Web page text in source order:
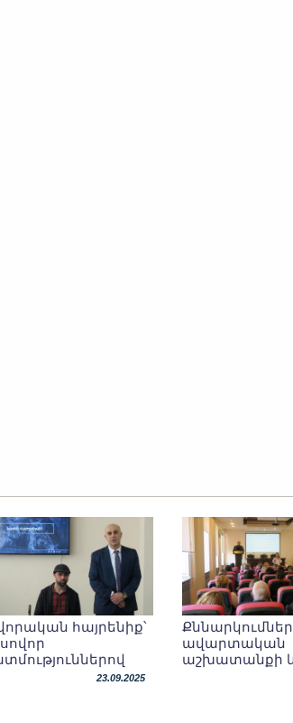
հայրենիք՝
23.09.2025
ավարտական
աշխատանքի
մագիստրոսի